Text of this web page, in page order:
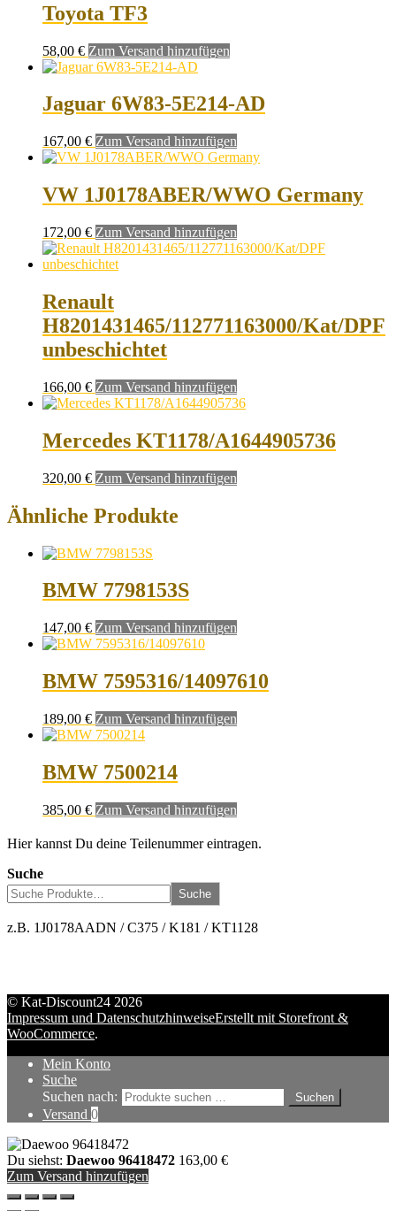
Toyota TF3
58,00 € Zum Versand hinzufügen
Jaguar 6W83-5E214-AD
167,00 € Zum Versand hinzufügen
VW 1J0178ABER/WWO Germany
172,00 € Zum Versand hinzufügen
Renault
H8201431465/112771163000/Kat/DPF
unbeschichtet
166,00 € Zum Versand hinzufügen
Mercedes KT1178/A1644905736
320,00 € Zum Versand hinzufügen
Ähnliche Produkte
BMW 7798153S
147,00 € Zum Versand hinzufügen
BMW 7595316/14097610
189,00 € Zum Versand hinzufügen
BMW 7500214
385,00 € Zum Versand hinzufügen
Hier kannst Du deine Teilenummer eintragen.
Suche
Suche
z.B. 1J0178AADN / C375 / K181 / KT1128
© Kat-Discount24 2026
Impressum und DatenschutzhinweiseErstellt mit Storefront &
WooCommerce.
Mein Konto
Suche
Suchen nach:
Suchen
Versand 0
Du siehst: Daewoo 96418472 163,00 €
Zum Versand hinzufügen